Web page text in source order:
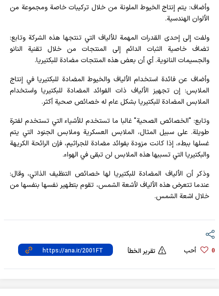
وأضاف: يتم إنتاج الخيوط الملونة من خلال تركيبات خاصة ومجموعة من
الألوان الهندسية.
ولفت إلى إحدى القدرات المهمة للألياف التي تنتجها هذه الشركة وتابع:
تضاف خاصية الثبات الدائم إلى المنتجات من خلال تقنية النانو
والجسيمات النانوية. أي أن بعض هذه المنتجات مضادة للبكتيريا.
وأضاف عن فائدة استخدام الألياف والخيوط المضادة للبكتيريا في إنتاج
الملابس: إن تجهيز الألياف ذات الفوائد المضادة للبكتيريا واستخدام
الملابس المضادة للبكتيريا بشكل عام له خصائص صحية أكثر.
وتابع: "الخصائص الصحية" غالبا ما تستخدم للأشياء التي تستخدم لفترة
طويلة. على سبيل المثال، الملابس العسكرية وملابس الجنود التي يتم
غسلها ببطء، إذا كانت مزودة بفوائد مضادة للجراثيم، فإن الرائحة الكريهة
والبكتيريا التي تسببها هذه الملابس لن تبقى في الهواء.
وذكر أن الألياف المضادة للبكتيريا لها خصائص التنظيف الذاتي، وقال:
عندما تتعرض هذه الألياف لأشعة الشمس، تقوم بتطهير نفسها بنفسها من
خلال اشعة الشمس.
0 أحب تقرير الخطأ